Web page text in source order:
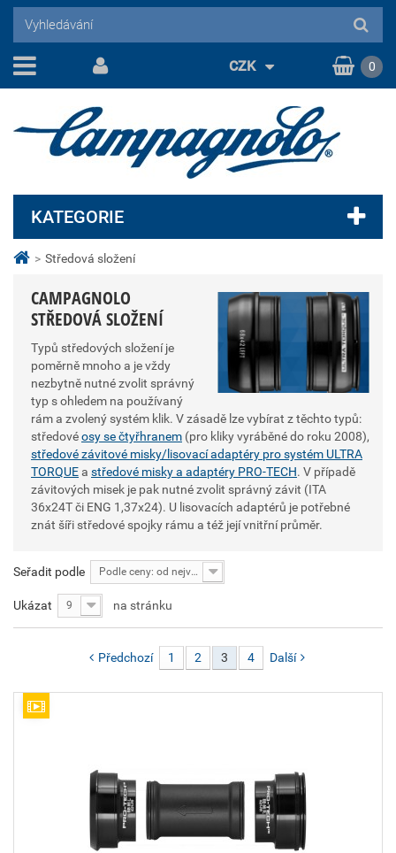
> Středová složení
CAMPAGNOLO
STŘEDOVÁ SLOŽENÍ
Typů středových složení je
poměrně mnoho a je vždy
nezbytně nutné zvolit správný
typ s ohledem na používaný
rám a zvolený systém klik. V zásadě lze vybírat z těchto typů:
středovéosy se čtyřhranem (pro kliky vyráběné do roku 2008),
středové závitové misky/lisovací adaptéry pro systém ULTRA
TORQUEa středové misky a adaptéry PRO-TECH. V případě
závitových misek je pak nutné zvolit správný závit (ITA
36x24T či ENG 1,37x24). U lisovacích adaptérů je potřebné
znát šíři středové spojky rámu a též její vnitřní průměr.
Seřadit podle Podle ceny: od nejvyšší
Ukázat 9 na stránku
Předchozí 1 2 3 4 Další
KATEGORIE
CZK 0